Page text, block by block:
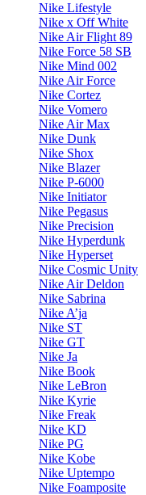
Nike Lifestyle
Nike x Off White
Nike Air Flight 89
Nike Force 58 SB
Nike Mind 002
Nike Air Force
Nike Cortez
Nike Vomero
Nike Air Max
Nike Dunk
Nike Shox
Nike Blazer
Nike P-6000
Nike Initiator
Nike Pegasus
Nike Precision
Nike Hyperdunk
Nike Hyperset
Nike Cosmic Unity
Nike Air Deldon
Nike Sabrina
Nike A’ja
Nike ST
Nike GT
Nike Ja
Nike Book
Nike LeBron
Nike Kyrie
Nike Freak
Nike KD
Nike PG
Nike Kobe
Nike Uptempo
Nike Foamposite